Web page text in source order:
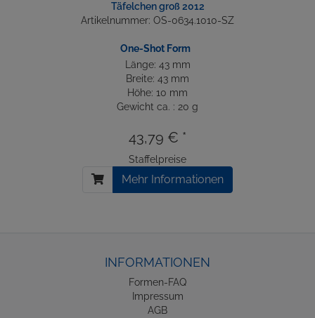
Täfelchen groß 2012
Artikelnummer: OS-0634.1010-SZ
One-Shot Form
Länge: 43 mm
Breite: 43 mm
Höhe: 10 mm
Gewicht ca. : 20 g
43,79 € *
Staffelpreise
Mehr Informationen
INFORMATIONEN
Formen-FAQ
Impressum
AGB